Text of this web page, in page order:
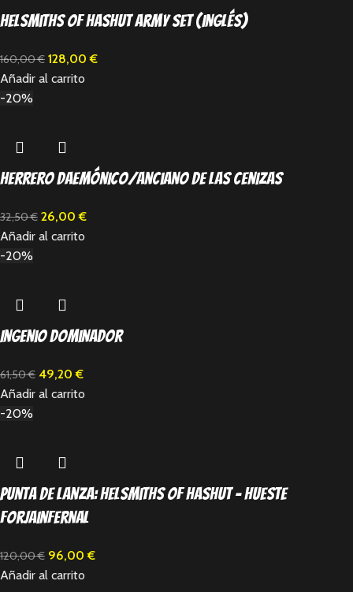
Helsmiths of Hashut Army Set (Inglés)
160,00€ 128,00€
Añadir al carrito
-20%
Herrero Daemónico/Anciano de las Cenizas
32,50€ 26,00€
Añadir al carrito
-20%
Ingenio Dominador
61,50€ 49,20€
Añadir al carrito
-20%
Punta de lanza: Helsmiths of Hashut – Hueste
Forjainfernal
120,00€ 96,00€
Añadir al carrito